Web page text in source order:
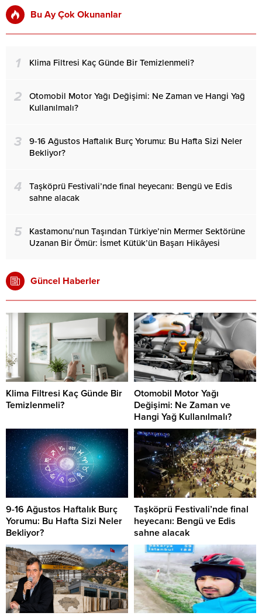
Bu Ay Çok Okunanlar
1 Klima Filtresi Kaç Günde Bir Temizlenmeli?
2
Otomobil Motor Yağı Değişimi: Ne Zaman ve Hangi Yağ
Kullanılmalı?
3
9-16 Ağustos Haftalık Burç Yorumu: Bu Hafta Sizi Neler
Bekliyor?
4
Taşköprü Festivali’nde final heyecanı: Bengü ve Edis
sahne alacak
5
Kastamonu’nun Taşından Türkiye’nin Mermer Sektörüne
Uzanan Bir Ömür: İsmet Kütük’ün Başarı Hikâyesi
Güncel Haberler
Klima Filtresi Kaç Günde Bir
Temizlenmeli?
Otomobil Motor Yağı
Değişimi: Ne Zaman ve
Hangi Yağ Kullanılmalı?
9-16 Ağustos Haftalık Burç
Yorumu: Bu Hafta Sizi Neler
Bekliyor?
Taşköprü Festivali’nde final
heyecanı: Bengü ve Edis
sahne alacak